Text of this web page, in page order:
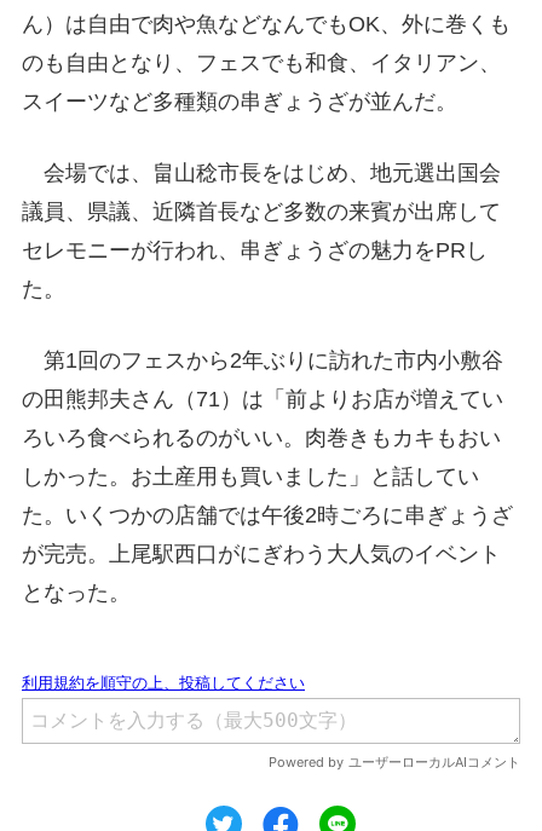
ん）は自由で肉や魚などなんでもOK、外に巻くも
のも自由となり、フェスでも和食、イタリアン、
スイーツなど多種類の串ぎょうざが並んだ。
会場では、畠山稔市長をはじめ、地元選出国会
議員、県議、近隣首長など多数の来賓が出席して
セレモニーが行われ、串ぎょうざの魅力をPRし
た。
第1回のフェスから2年ぶりに訪れた市内小敷谷
の田熊邦夫さん（71）は「前よりお店が増えてい
ろいろ食べられるのがいい。肉巻きもカキもおい
しかった。お土産用も買いました」と話してい
た。いくつかの店舗では午後2時ごろに串ぎょうざ
が完売。上尾駅西口がにぎわう大人気のイベント
となった。
ツイートシェア